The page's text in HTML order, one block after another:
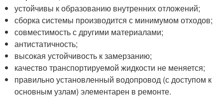
устойчивы к образованию внутренних отложений;
сборка системы производится с минимумом отходов;
совместимость с другими материалами;
антистатичность;
высокая устойчивость к замерзанию;
качество транспортируемой жидкости не меняется;
правильно установленный водопровод (с доступом к
основным узлам) элементарен в ремонте.